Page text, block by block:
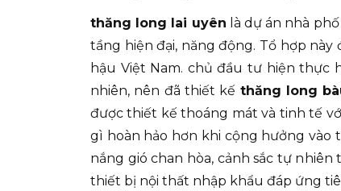
thăng long lai uyên là dự án nhà
tầng hiện đại, năng động. Tổ hợp
hậu Việt Nam. chủ đầu tư hiện thực
nhiên, nên đã thiết kế thăng long
được thiết kế thoáng mát và tinh tế
gì hoàn hảo hơn khi cộng hưởng vào
nắng gió chan hòa, cảnh sắc tự
thiết bị nội thất nhập khẩu đáp ứng